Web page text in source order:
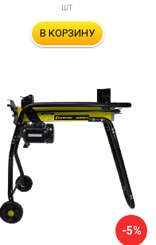
шт
В КОРЗИНУ
-5%